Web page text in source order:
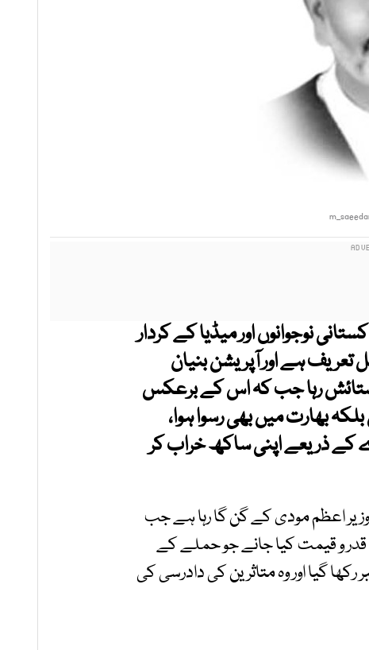
نوجوانوں اور میڈیا کے کردار
تعریف ہے اور آپریشن بنیان
ستائش رہا جب کہ اس کے برعکس
بھارت میں بھی رسوا ہوا،
کے ذریعے اپنی ساکھ خراب کر
اعظم مودی کے گن گا رہا ہے جب
قدر و قیمت کیا جانے جو حملے کے
گیا اور وہ متاثرین کی دادرسی کی